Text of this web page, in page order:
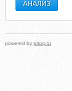
powered by prlog.ru